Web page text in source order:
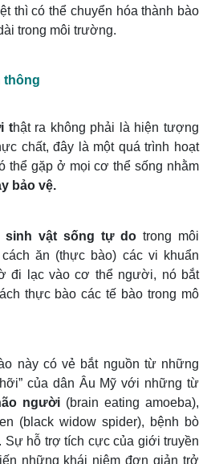
thì có thể chuyển hóa thành bào
trong môi trường.
thông
thật ra không phải là hiện tượng
chất, đây là một quá trình hoạt
thể gặp ở mọi cơ thể sống nhằm
bảo vệ.
sinh vật sống tự do trong môi
ăn (thực bào) các vi khuẩn
đi lạc vào cơ thể người, nó bắt
thực bào các tế bào trong mô
này có vẻ bắt nguồn từ những
của dân Âu Mỹ với những từ
người (brain eating amoeba),
(black widow spider), bệnh bò
Sự hỗ trợ tích cực của giới truyền
những khái niệm đơn giản trở